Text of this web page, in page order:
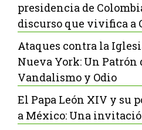
presidencia de
discurso que vivifica a
Ataques contra la
Nueva York: Un Patrón
Vandalismo y Odio
El Papa León XIV y su
a México: Una